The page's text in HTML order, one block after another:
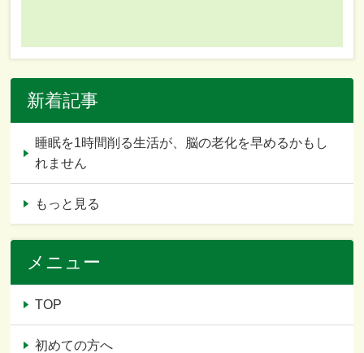
新着記事
睡眠を1時間削る生活が、脳の老化を早めるかもし
れません
もっと見る
メニュー
TOP
初めての方へ